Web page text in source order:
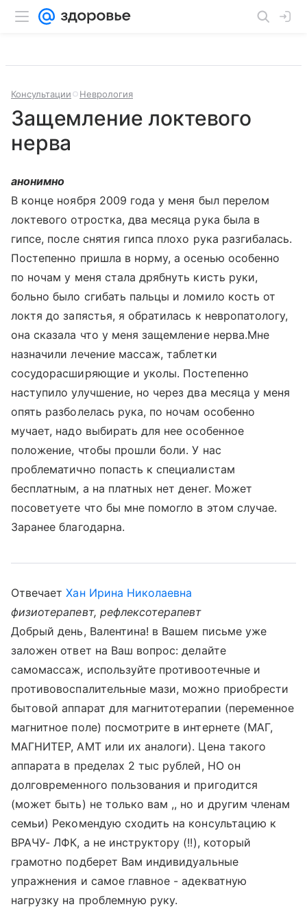
Консультации Неврология
Защемление локтевого
нерва
анонимно
В конце ноября 2009 года у меня был перелом
локтевого отростка, два месяца рука была в
гипсе, после снятия гипса плохо рука разгибалась.
Постепенно пришла в норму, а осенью особенно
по ночам у меня стала дрябнуть кисть руки,
больно было сгибать пальцы и ломило кость от
локтя до запястья, я обратилась к невропатологу,
она сказала что у меня защемление нерва.Мне
назначили лечение массаж, таблетки
сосудорасширяющие и уколы. Постепенно
наступило улучшение, но через два месяца у меня
опять разболелась рука, по ночам особенно
мучает, надо выбирать для нее особенное
положение, чтобы прошли боли. У нас
проблематично попасть к специалистам
бесплатным, а на платных нет денег. Может
посоветуете что бы мне помогло в этом случае.
Заранее благодарна.
ОтвечаетХан Ирина Николаевна
физиотерапевт, рефлексотерапевт
Добрый день, Валентина! в Вашем письме уже
заложен ответ на Ваш вопрос: делайте
самомассаж, используйте противоотечные и
противовоспалительные мази, можно приобрести
бытовой аппарат для магнитотерапии (переменное
магнитное поле) посмотрите в интернете (МАГ,
МАГНИТЕР, АМТ или их аналоги). Цена такого
аппарата в пределах 2 тыс рублей, НО он
долговременного пользования и пригодится
(может быть) не только вам ,, но и другим членам
семьи) Рекомендую сходить на консультацию к
ВРАЧУ- ЛФК, а не инструктору (!!), который
грамотно подберет Вам индивидуальные
упражнения и самое главное - адекватную
нагрузку на проблемную руку.